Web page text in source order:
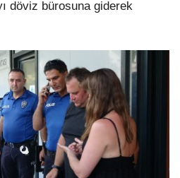
döviz bürosuna giderek